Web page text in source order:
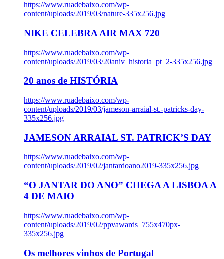
https://www.ruadebaixo.com/wp-
content/uploads/2019/03/nature-335x256.jpg
NIKE CELEBRA AIR MAX 720
https://www.ruadebaixo.com/wp-
content/uploads/2019/03/20aniv_historia_pt_2-335x256.jpg
20 anos de HISTÓRIA
https://www.ruadebaixo.com/wp-
content/uploads/2019/03/jameson-arraial-st.-patricks-day-
335x256.jpg
JAMESON ARRAIAL ST. PATRICK’S DAY
https://www.ruadebaixo.com/wp-
content/uploads/2019/02/jantardoano2019-335x256.jpg
“O JANTAR DO ANO” CHEGA A LISBOA A
4 DE MAIO
https://www.ruadebaixo.com/wp-
content/uploads/2019/02/ppvawards_755x470px-
335x256.jpg
Os melhores vinhos de Portugal